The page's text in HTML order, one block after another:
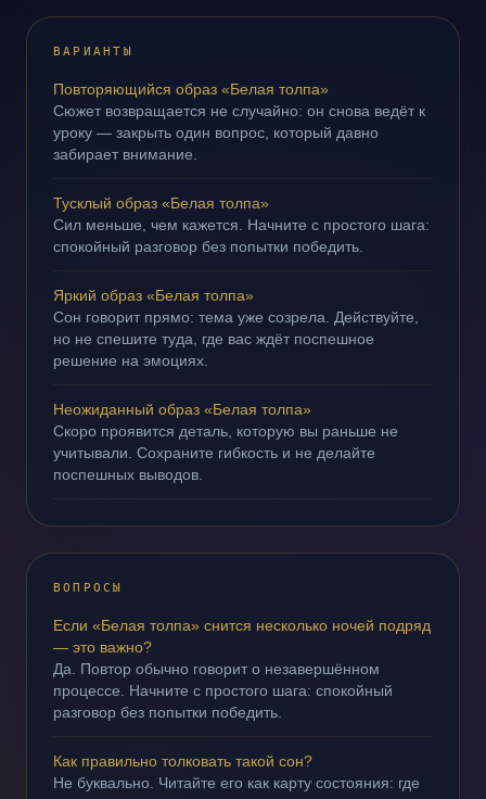
ВАРИАНТЫ
Повторяющийся образ «Белая толпа»
Сюжет возвращается не случайно: он снова ведёт к
уроку — закрыть один вопрос, который давно
забирает внимание.
Тусклый образ «Белая толпа»
Сил меньше, чем кажется. Начните с простого шага:
спокойный разговор без попытки победить.
Яркий образ «Белая толпа»
Сон говорит прямо: тема уже созрела. Действуйте,
но не спешите туда, где вас ждёт поспешное
решение на эмоциях.
Неожиданный образ «Белая толпа»
Скоро проявится деталь, которую вы раньше не
учитывали. Сохраните гибкость и не делайте
поспешных выводов.
ВОПРОСЫ
Если «Белая толпа» снится несколько ночей подряд
— это важно?
Да. Повтор обычно говорит о незавершённом
процессе. Начните с простого шага: спокойный
разговор без попытки победить.
Как правильно толковать такой сон?
Не буквально. Читайте его как карту состояния: где